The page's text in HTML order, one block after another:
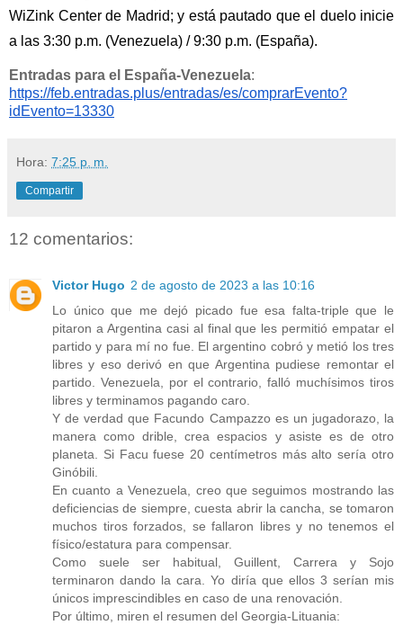
WiZink Center de Madrid; y está pautado que el duelo inicie
a las 3:30 p.m. (Venezuela) / 9:30 p.m. (España).
Entradas para el España-Venezuela:
https://feb.entradas.plus/entradas/es/comprarEvento?
idEvento=13330
Hora: 7:25 p. m.
Compartir
12 comentarios:
Victor Hugo 2 de agosto de 2023 a las 10:16
Lo único que me dejó picado fue esa falta-triple que le
pitaron a Argentina casi al final que les permitió empatar el
partido y para mí no fue. El argentino cobró y metió los tres
libres y eso derivó en que Argentina pudiese remontar el
partido. Venezuela, por el contrario, falló muchísimos tiros
libres y terminamos pagando caro.
Y de verdad que Facundo Campazzo es un jugadorazo, la
manera como drible, crea espacios y asiste es de otro
planeta. Si Facu fuese 20 centímetros más alto sería otro
Ginóbili.
En cuanto a Venezuela, creo que seguimos mostrando las
deficiencias de siempre, cuesta abrir la cancha, se tomaron
muchos tiros forzados, se fallaron libres y no tenemos el
físico/estatura para compensar.
Como suele ser habitual, Guillent, Carrera y Sojo
terminaron dando la cara. Yo diría que ellos 3 serían mis
únicos imprescindibles en caso de una renovación.
Por último, miren el resumen del Georgia-Lituania: